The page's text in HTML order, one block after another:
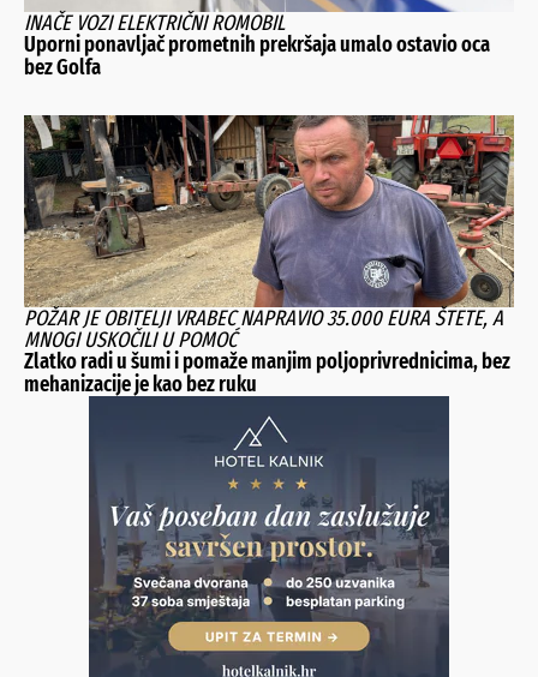
INAČE VOZI ELEKTRIČNI ROMOBIL
Uporni ponavljač prometnih prekršaja umalo ostavio oca
bez Golfa
POŽAR JE OBITELJI VRABEC NAPRAVIO 35.000 EURA ŠTETE, A
MNOGI USKOČILI U POMOĆ
Zlatko radi u šumi i pomaže manjim poljoprivrednicima, bez
mehanizacije je kao bez ruku